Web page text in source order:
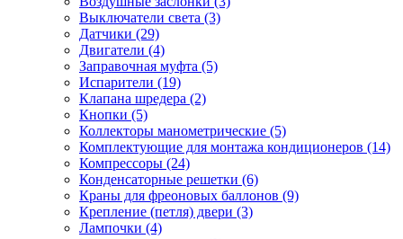
Выключатели света (3)
Датчики (29)
Двигатели (4)
Заправочная муфта (5)
Испарители (19)
Клапана шредера (2)
Кнопки (5)
Коллекторы манометрические (5)
Комплектующие для монтажа кондиционеров (14)
Компрессоры (24)
Конденсаторные решетки (6)
Краны для фреоновых баллонов (9)
Крепление (петля) двери (3)
Лампочки (4)